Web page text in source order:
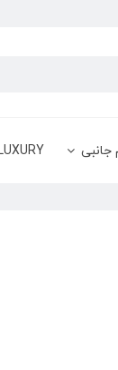
جانبی